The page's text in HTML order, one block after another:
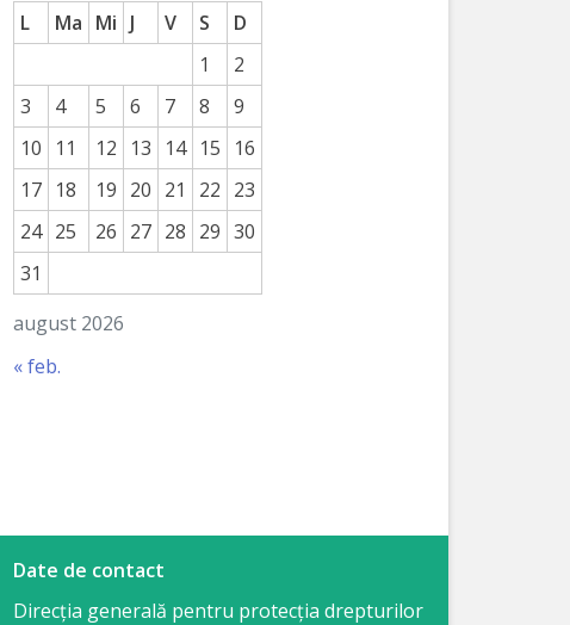
august 2026
L Ma Mi J V S
D
1
2
3
4 5 6 7 8
9
10
11 12 13 14 15
16
17 18 19 20 21 22 23
24 25 26 27 28 29 30
31
« feb.
Date de contact
Direcția generală pentru protecția drepturilor